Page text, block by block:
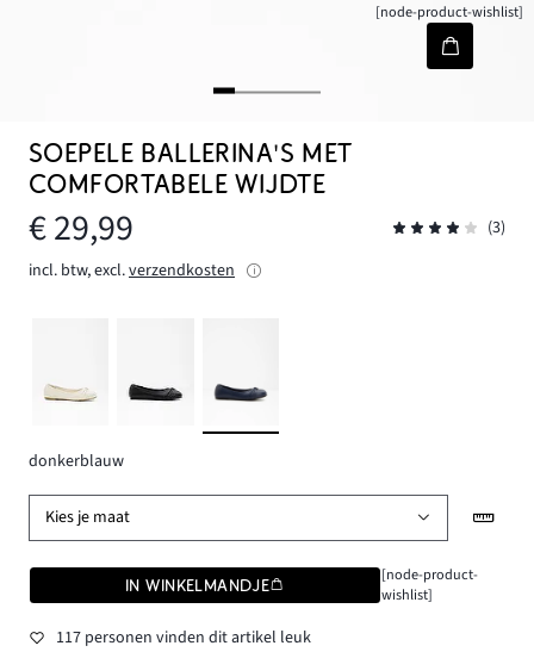
[node-product-wishlist]
SOEPELE BALLERINA'S MET
COMFORTABELE WIJDTE
€ 29,99
(3)
incl. btw, excl.verzendkosten
donkerblauw
Kies je maat
IN WINKELMANDJE
[node-product-
wishlist]
117 personen vinden dit artikel leuk